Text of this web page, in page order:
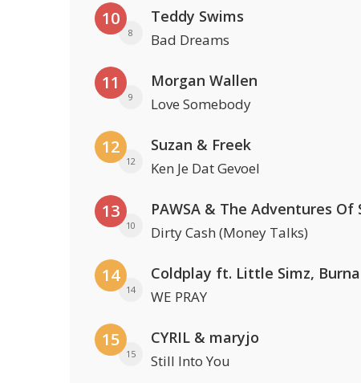
10
8
Teddy Swims
Bad Dreams
11
9
Morgan Wallen
Love Somebody
12
12
Suzan & Freek
Ken Je Dat Gevoel
13
10 Dirty Cash (Money Talks)
14
14 WE PRAY
15
15
CYRIL & maryjo
Still Into You